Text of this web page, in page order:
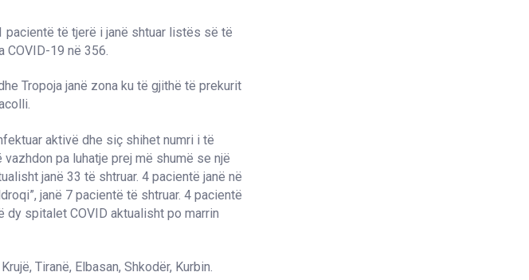
të tjerë i janë shtuar listës së të
COVID-19 në 356.
Tropoja janë zona ku të gjithë të prekurit
aktivë dhe siç shihet numri i të
pa luhatje prej më shumë se një
janë 33 të shtruar. 4 pacientë janë në
janë 7 pacientë të shtruar. 4 pacientë
dy spitalet COVID aktualisht po marrin
Tiranë, Elbasan, Shkodër, Kurbin.